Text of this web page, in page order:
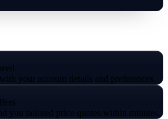
your account details and preferences.
you tailored price quotes within minutes.